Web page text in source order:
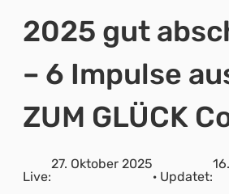
2025 gut
– 6 Impulse
ZUM GLÜCK
Live:
27. Oktober 2025
· Updatet: